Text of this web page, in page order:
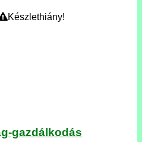
Készlethiány!
gazdálkodás